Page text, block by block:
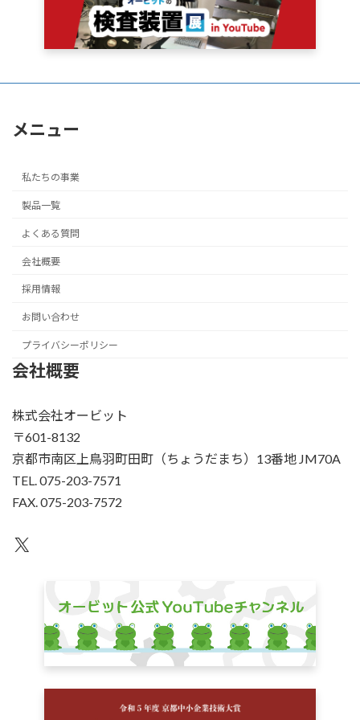
メニュー
私たちの事業
製品一覧
よくある質問
会社概要
採用情報
お問い合わせ
プライバシーポリシー
会社概要
株式会社オービット
〒601-8132
京都市南区上鳥羽町田町（ちょうだまち）13番地 JM70A
TEL. 075-203-7571
FAX. 075-203-7572
X